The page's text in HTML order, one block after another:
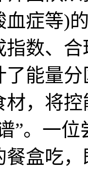
血症等)
指数、
了能量
材，将
”。一
餐盒吃